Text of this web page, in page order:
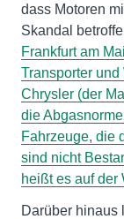
dass Motoren
Skandal
Frankfurt am
Transporter
Chrysler (der
die
Fahrzeuge, die
sind nicht
heißt es auf der
Darüber hinaus